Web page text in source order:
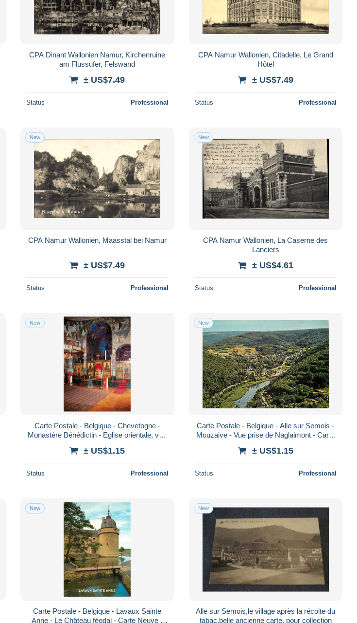
CPA Dinant Wallonien Namur, Kirchenruine
am Flussufer, Felswand
± US$7.49
Status Professional
CPA Namur Wallonien, Citadelle, Le Grand
Hôtel
± US$7.49
Status Professional
New
CPA Namur Wallonien, Maasstal bei Namur
± US$7.49
Status Professional
New
CPA Namur Wallonien, La Caserne des
Lanciers
± US$4.61
Status Professional
New
Carte Postale - Belgique - Chevetogne -
Monastère Bénédictin - Eglise orientale, vue
± US$1.15
Status Professional
New
Carte Postale - Belgique - Alle sur Semois -
Mouzaive - Vue prise de Naglaimont - Carte
± US$1.15
Status Professional
New
Carte Postale - Belgique - Lavaux Sainte
Anne - Le Château féodal - Carte Neuve -
New
Alle sur Semois,le village après la récolte du
tabac,belle ancienne carte, pour collection